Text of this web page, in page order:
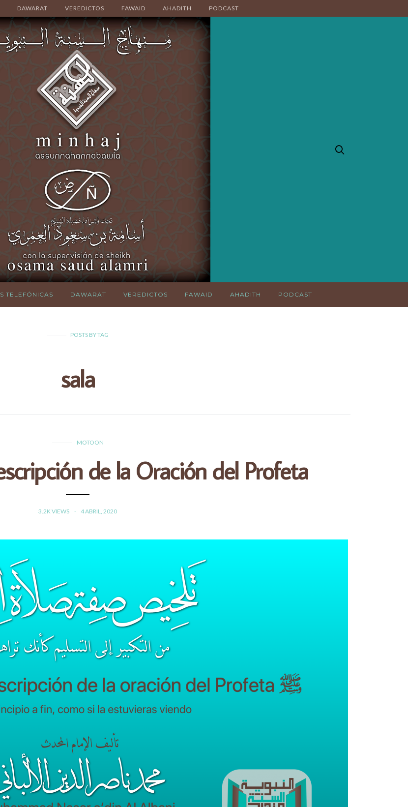
DAWARAT VEREDICTOS FAWAID AHADITH PODCAST
TELEFÓNICAS DAWARAT VEREDICTOS FAWAID AHADITH PODCAST
POSTS BYTAG
sala
MOTOON
de la Oración del Profeta
3.2K VIEWS 4 ABRIL, 2020